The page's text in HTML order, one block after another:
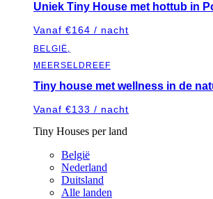
Uniek Tiny House met hottub in
Vanaf €164 / nacht
BELGIË,
MEERSELDREEF
Tiny house met wellness in de
Vanaf €133 / nacht
Tiny Houses per land
België
Nederland
Duitsland
Alle landen